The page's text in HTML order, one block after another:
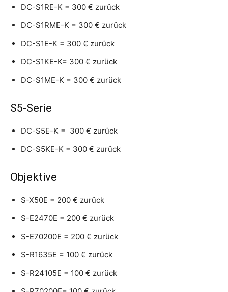
DC-S1RE-K = 300 € zurück
DC-S1RME-K = 300 € zurück
DC-S1E-K = 300 € zurück
DC-S1KE-K= 300 € zurück
DC-S1ME-K = 300 € zurück
S5-Serie
DC-S5E-K = 300 € zurück
DC-S5KE-K = 300 € zurück
Objektive
S-X50E = 200 € zurück
S-E2470E = 200 € zurück
S-E70200E = 200 € zurück
S-R1635E = 100 € zurück
S-R24105E = 100 € zurück